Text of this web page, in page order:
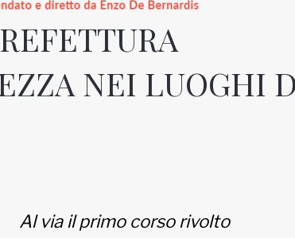
NEI LUOGHI
Al via il primo corso rivolto